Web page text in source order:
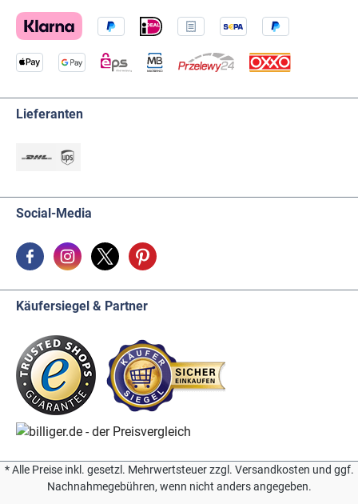
Lieferanten
Social-Media
Käufersiegel & Partner
* Alle Preise inkl. gesetzl. Mehrwertsteuer zzgl. Versandkosten und ggf.
Nachnahmegebühren, wenn nicht anders angegeben.